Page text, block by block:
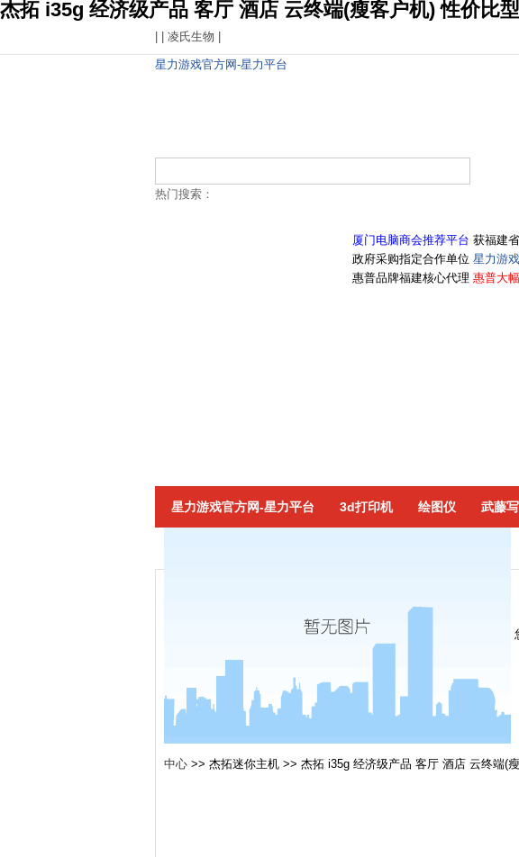
杰拓 i35g 经济级产品 客厅 酒店 云终端(瘦客户机) 性价比
凌氏生物
星力游戏官方网-星力平台
热门搜索：
厦门电脑商会推荐平台 获福建
政府采购指定合作单位 星力游
惠普品牌福建核心代理 惠普大
星力游戏官方网-星力平台 3d打印机 绘图仪 武藤
中心 >> 杰拓迷你主机 >> 杰拓 i35g 经济级产品 客厅 酒店 云终端(